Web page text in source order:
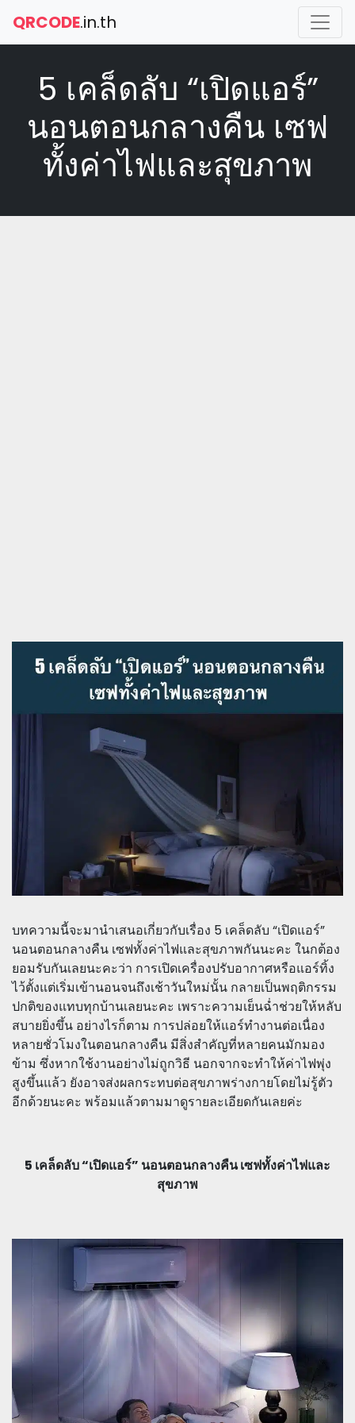
QRCODE.in.th
5 เคล็ดลับ “เปิดแอร์”
นอนตอนกลางคืน เซฟ
ทั้งค่าไฟและสุขภาพ
บทความนี้จะมานำเสนอเกี่ยวกับเรื่อง 5 เคล็ดลับ “เปิดแอร์”
นอนตอนกลางคืน เซฟทั้งค่าไฟและสุขภาพกันนะคะ ในกต้อง
ยอมรับกันเลยนะคะว่า การเปิดเครื่องปรับอากาศหรือแอร์ทิ้ง
ไว้ตั้งแต่เริ่มเข้านอนจนถึงเช้าวันใหม่นั้น กลายเป็นพฤติกรรม
ปกติของแทบทุกบ้านเลยนะคะ เพราะความเย็นฉ่ำช่วยให้หลับ
สบายยิ่งขึ้น อย่างไรก็ตาม การปล่อยให้แอร์ทำงานต่อเนื่อง
หลายชั่วโมงในตอนกลางคืน มีสิ่งสำคัญที่หลายคนมักมอง
ข้าม ซึ่งหากใช้งานอย่างไม่ถูกวิธี นอกจากจะทำให้ค่าไฟพุ่ง
สูงขึ้นแล้ว ยังอาจส่งผลกระทบต่อสุขภาพร่างกายโดยไม่รู้ตัว
อีกด้วยนะคะ พร้อมแล้วตามมาดูรายละเอียดกันเลยค่ะ
5 เคล็ดลับ “เปิดแอร์” นอนตอนกลางคืน เซฟทั้งค่าไฟและ
สุขภาพ